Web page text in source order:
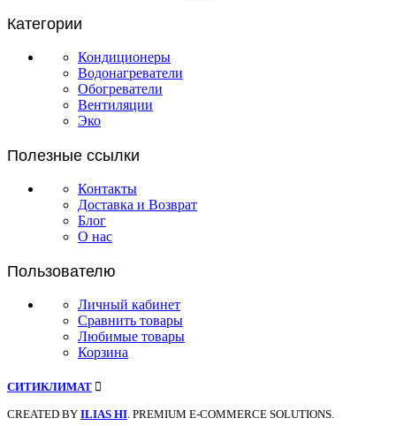
Категории
Кондиционеры
Водонагреватели
Обогреватели
Вентиляции
Эко
Полезные ссылки
Контакты
Доставка и Возврат
Блог
О нас
Пользователю
Личный кабинет
Сравнить товары
Любимые товары
Корзина
СИТИКЛИМАТ
CREATED BY ILIAS HI. PREMIUM E-COMMERCE SOLUTIONS.